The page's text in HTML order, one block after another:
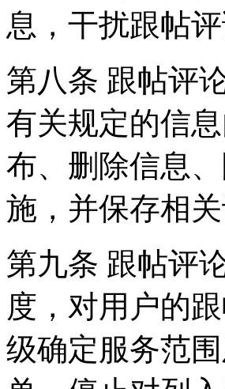
息，干扰跟帖
第八条 跟帖评
有关规定的信
布、删除信息
施，并保存相关
第九条 跟帖评
度，对用户的
级确定服务范